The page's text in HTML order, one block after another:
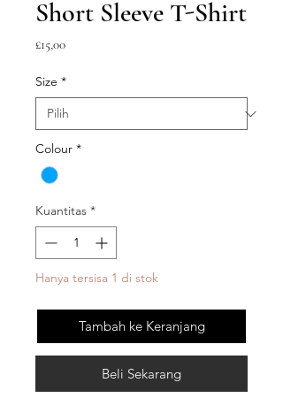
Short Sleeve T-Shirt
£15,00Harga
Size *
Colour *
Kuantitas *
Hanya tersisa 1 di stok
Tambah ke Keranjang
Beli Sekarang